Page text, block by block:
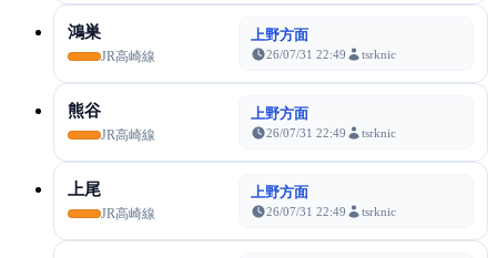
鴻巣
JR高崎線
上野方面
26/07/31 22:49 tsrknic
熊谷
JR高崎線
上野方面
26/07/31 22:49 tsrknic
上尾
JR高崎線
上野方面
26/07/31 22:49 tsrknic